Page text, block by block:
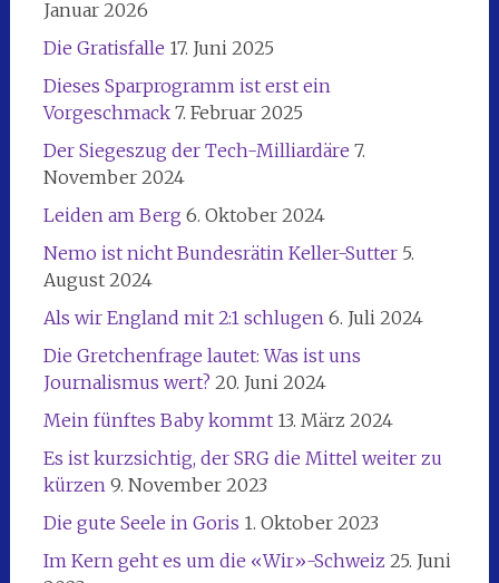
Januar 2026
Die Gratisfalle 17. Juni 2025
Dieses Sparprogramm ist erst ein
Vorgeschmack 7. Februar 2025
Der Siegeszug der Tech-Milliardäre 7.
November 2024
Leiden am Berg 6. Oktober 2024
Nemo ist nicht Bundesrätin Keller-Sutter 5.
August 2024
Als wir England mit 2:1 schlugen 6. Juli 2024
Die Gretchenfrage lautet: Was ist uns
Journalismus wert? 20. Juni 2024
Mein fünftes Baby kommt 13. März 2024
Es ist kurzsichtig, der SRG die Mittel weiter zu
kürzen 9. November 2023
Die gute Seele in Goris 1. Oktober 2023
Im Kern geht es um die «Wir»-Schweiz 25. Juni